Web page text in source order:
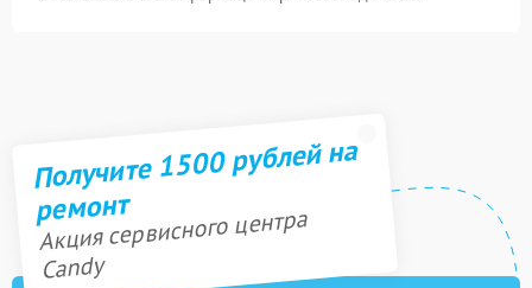
Получите 1500 рублей на
ремонт
Акция сервисного центра
Candy